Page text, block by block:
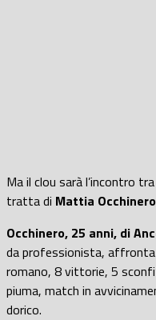
Ma il clou sarà l’incontro
tratta di Mattia
Occhinero, 25 anni, di
da professionista, affronta
romano, 8 vittorie, 5
piuma, match in
dorico.